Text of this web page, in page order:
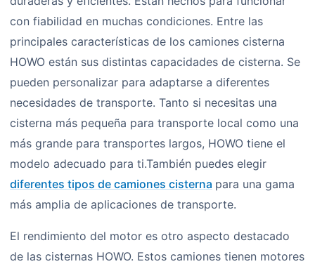
con fiabilidad en muchas condiciones. Entre las
principales características de los camiones cisterna
HOWO están sus distintas capacidades de cisterna. Se
pueden personalizar para adaptarse a diferentes
necesidades de transporte. Tanto si necesitas una
cisterna más pequeña para transporte local como una
más grande para transportes largos, HOWO tiene el
modelo adecuado para ti.También puedes elegir
diferentes tipos de camiones cisterna para una gama
más amplia de aplicaciones de transporte.
El rendimiento del motor es otro aspecto destacado
de las cisternas HOWO. Estos camiones tienen motores